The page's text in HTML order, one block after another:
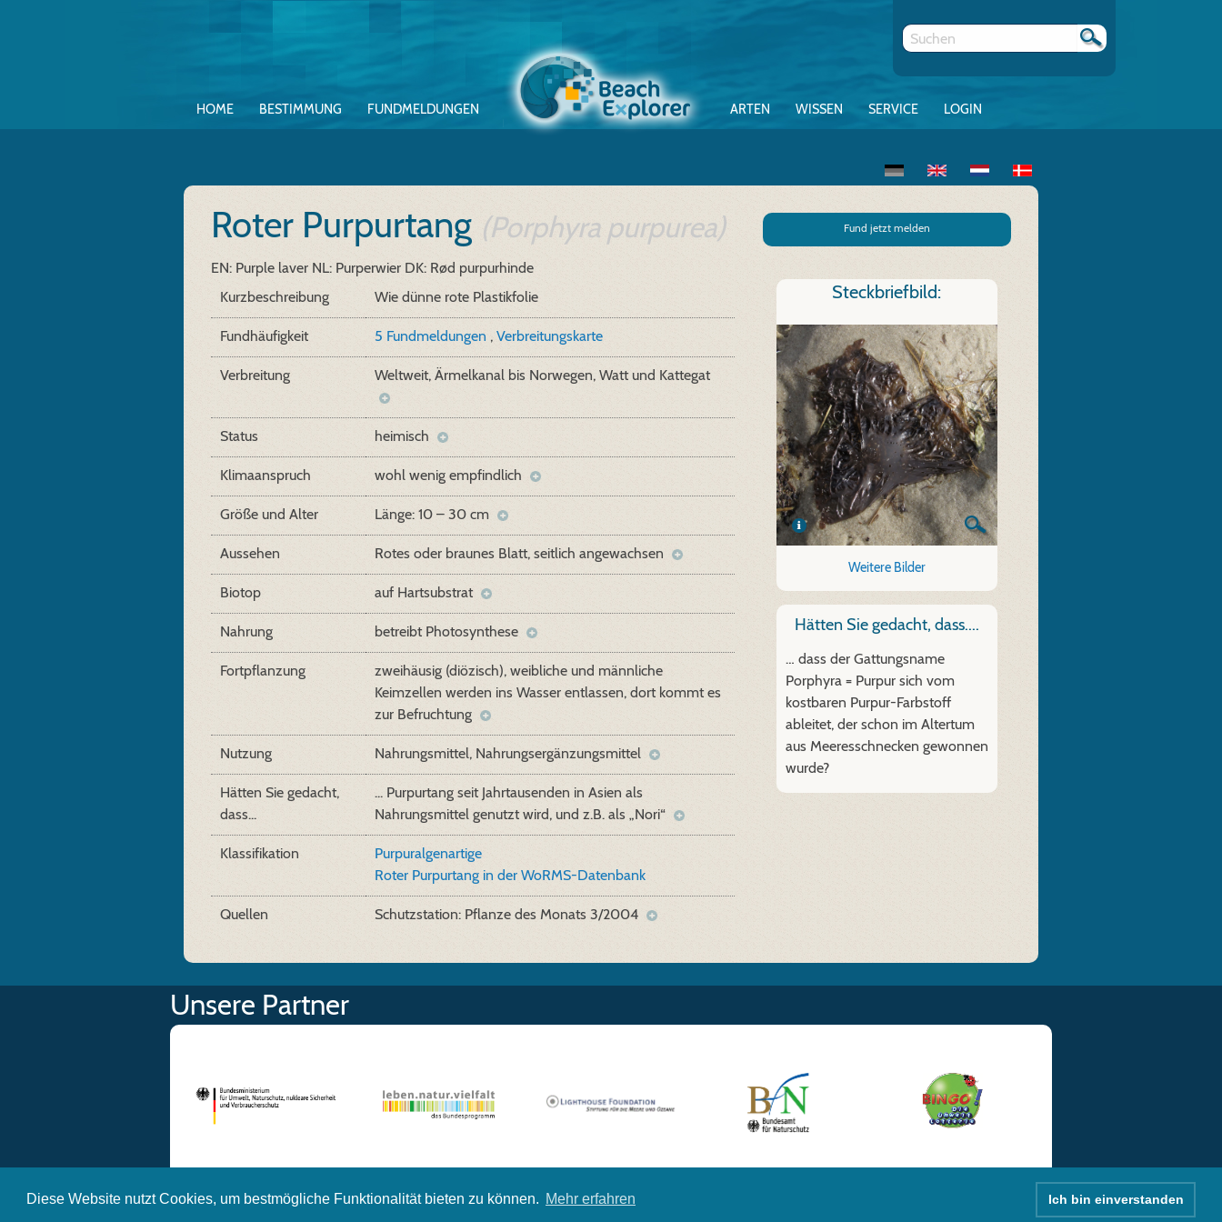
Diese Website nutzt Cookies, um bestmögliche Funktionalität bieten zu können. Mehr erfahren Ich bin einverstanden
HOME BESTIMMUNG FUNDMELDUNGEN ARTEN WISSEN SERVICE LOGIN
Roter Purpurtang (Porphyra purpurea)
EN: Purple laver NL: Purperwier DK: Rød purpurhinde
Fund jetzt melden
Kurzbeschreibung Wie dünne rote Plastikfolie
Fundhäufigkeit 5 Fundmeldungen , Verbreitungskarte
Verbreitung Weltweit, Ärmelkanal bis Norwegen, Watt und Kattegat
Status heimisch
Klimaanspruch wohl wenig empfindlich
Größe und Alter Länge: 10 – 30 cm
Aussehen Rotes oder braunes Blatt, seitlich angewachsen
Biotop auf Hartsubstrat
Nahrung betreibt Photosynthese
Fortpflanzung
zweihäusig (diözisch), weibliche und männliche
Keimzellen werden ins Wasser entlassen, dort kommt es
zur Befruchtung
Nutzung Nahrungsmittel, Nahrungsergänzungsmittel
Hätten Sie gedacht,
dass...
... Purpurtang seit Jahrtausenden in Asien als
Nahrungsmittel genutzt wird, und z.B. als „Nori“
Klassifikation
Purpuralgenartige
Roter Purpurtang in der WoRMS-Datenbank
Quellen Schutzstation: Pflanze des Monats 3/2004
Steckbriefbild:
Weitere Bilder
Hätten Sie gedacht, dass....
… dass der Gattungsname
Porphyra = Purpur sich vom
kostbaren Purpur-Farbstoff
ableitet, der schon im Altertum
aus Meeresschnecken gewonnen
wurde?
Unsere Partner
Kontakt